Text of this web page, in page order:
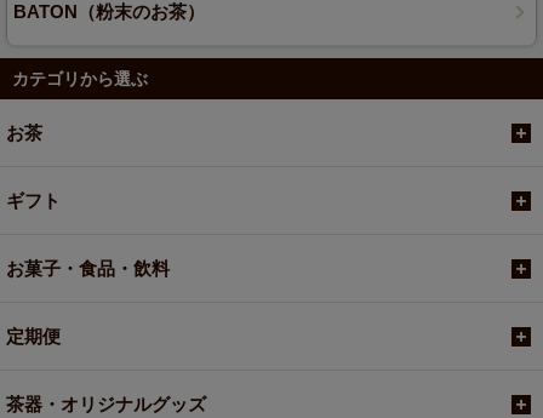
BATON（粉末のお茶）
カテゴリから選ぶ
お茶
ギフト
お菓子・食品・飲料
定期便
茶器・オリジナルグッズ